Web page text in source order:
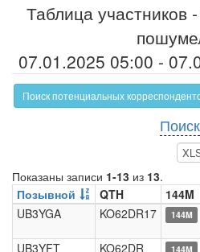
Таблица участников
07.01.2025 05:00 -
Поиск потенциальных
Поиск
Показаны записи 1-13 из 13.
Позывной
QTH 144M
UB3YGA
KO62DR17 144M
UB3YFT KO62DR 144M